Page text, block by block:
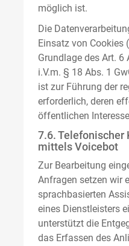
möglich ist.
Die
Einsatz von Cookies
Grundlage des Art. 6
i.V.m. § 18 Abs. 1
ist zur Führung der
erforderlich, deren
öffentlichen
7.6. Telefonischer
mittels Voicebot
Zur Bearbeitung
Anfragen setzen wir
sprachbasierten
eines Dienstleisters
unterstützt die
das Erfassen des